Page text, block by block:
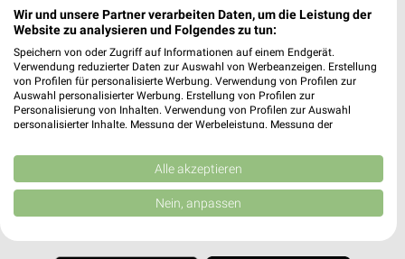
weekli - Prospekte & Angebote App
Alle PENNY Angebote immer griffbereit – mit der kostenlosen
weekli App für iOS & Android.
✔Standortgenaue Angebote
✔Push-Benachrichtigungen bei neuen Prospekten
Einkaufsliste - Einkauf stressfrei planen
JETZT LADEN UND SPAREN!
Wir und unsere Partner verarbeiten Daten, um die Leistung der
Website zu analysieren und Folgendes zu tun:
Speichern von oder Zugriff auf Informationen auf einem Endgerät.
Verwendung reduzierter Daten zur Auswahl von Werbeanzeigen. Erstellung
von Profilen für personalisierte Werbung. Verwendung von Profilen zur
Auswahl personalisierter Werbung. Erstellung von Profilen zur
Personalisierung von Inhalten. Verwendung von Profilen zur Auswahl
personalisierter Inhalte. Messung der Werbeleistung. Messung der
Kombinationen von Daten aus verschiedenen Quellen. Entwicklung und
Verbesserung der Angebote. Verwendung reduzierter Daten zur Auswahl
von Inhalten.
Daten können außerhalb der Europäischen Union weitergegeben und in die
USA gesendet werden.
Website/App.
Alle akzeptieren
Nein, anpassen